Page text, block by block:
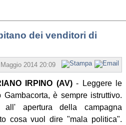
dei venditori di
Maggio 2014 20:09 Scritto da Aleandro
IRPINO (AV)- Leggere le
è sempre istruttivo.
all' apertura della campagna
cosa vuol dire "mala politica".